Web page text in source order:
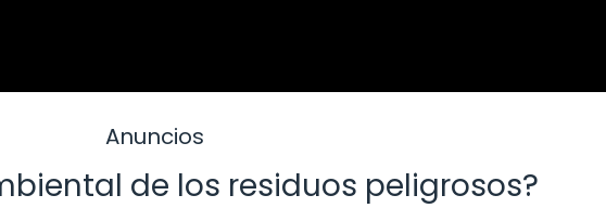
Anuncios
de los residuos peligrosos?